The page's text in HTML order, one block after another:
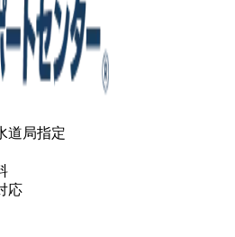
道局指定
応